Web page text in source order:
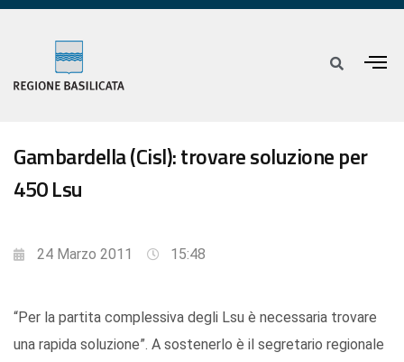
Gambardella (Cisl): trovare soluzione per
450 Lsu
24 Marzo 2011 15:48
“Per la partita complessiva degli Lsu è necessaria trovare
una rapida soluzione”. A sostenerlo è il segretario regionale